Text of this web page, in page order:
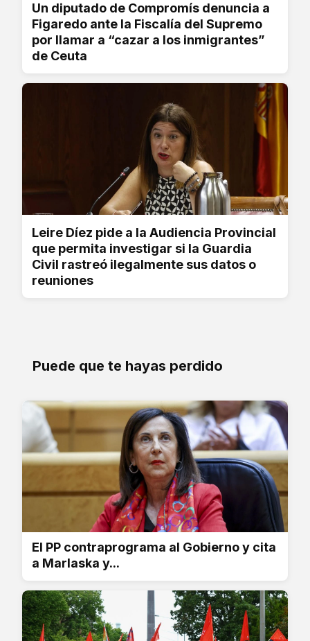
Un diputado de Compromís denuncia a
Figaredo ante la Fiscalía del Supremo
por llamar a “cazar a los inmigrantes”
de Ceuta
Leire Díez pide a la Audiencia Provincial
que permita investigar si la Guardia
Civil rastreó ilegalmente sus datos o
reuniones
Puede que te hayas perdido
El PP contraprograma al Gobierno y cita
a Marlaska y...